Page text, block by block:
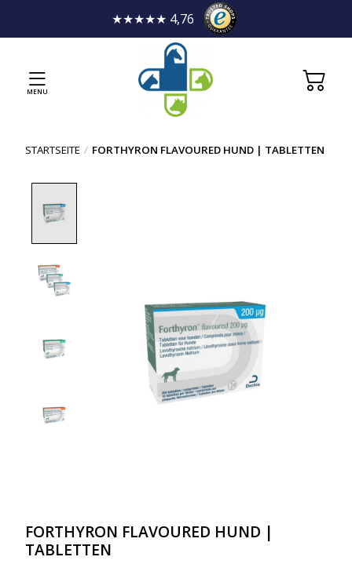
★★★★★ 4,76
MENU
STARTSEITE / FORTHYRON FLAVOURED HUND | TABLETTEN
FORTHYRON FLAVOURED HUND |
TABLETTEN